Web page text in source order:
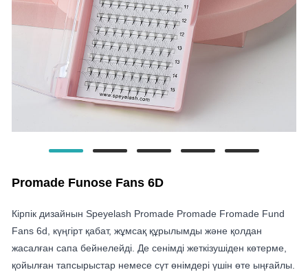
Promade Funose Fans 6D
Кірпік дизайнын Speyelash Promade Promade Fromade Fund
Fans 6d, күңгірт қабат, жұмсақ құрылымды және қолдан
жасалған сапа бейнелейді. Де сенімді жеткізушіден көтерме,
қойылған тапсырыстар немесе сүт өнімдері үшін өте ыңғайлы.